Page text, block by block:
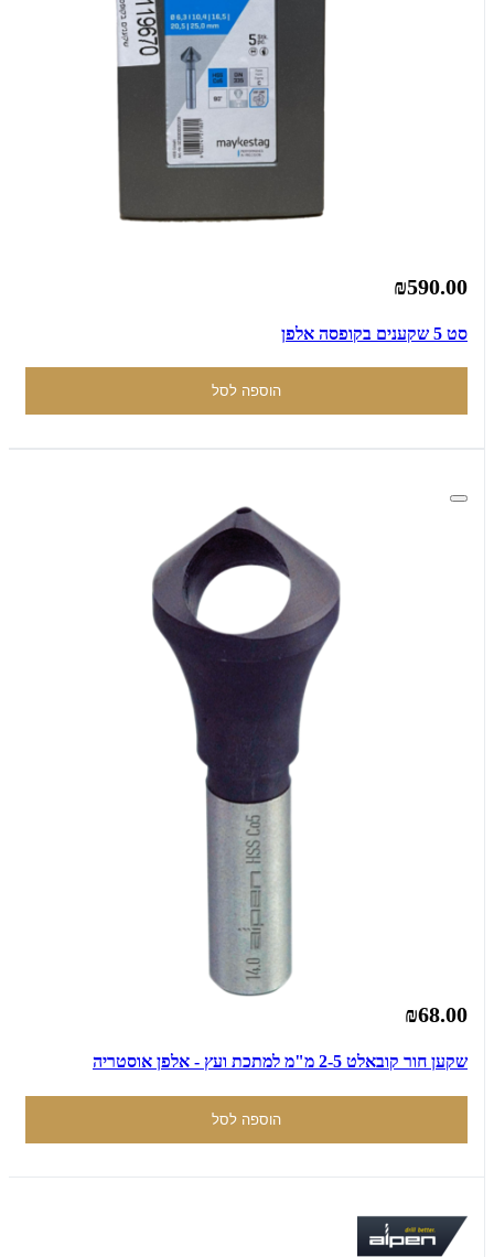
₪590.00
סט 5 שקענים בקופסה אלפן
הוספה לסל
₪68.00
שקען חור קובאלט 2-5 מ"מ למתכת ועץ - אלפן אוסטריה
הוספה לסל